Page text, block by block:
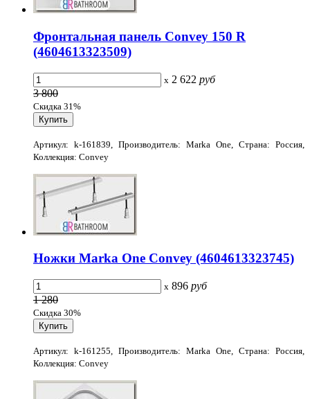
Фронтальная панель Convey 150 R
(4604613323509)
x 2 622 руб
3 800
Скидка 31%
Артикул: k-161839, Производитель: Marka One, Страна: Россия,
Коллекция: Convey
Ножки Marka One Convey (4604613323745)
x 896 руб
1 280
Скидка 30%
Артикул: k-161255, Производитель: Marka One, Страна: Россия,
Коллекция: Convey